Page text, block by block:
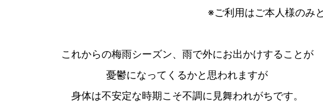
※ご利用はご本人様のみ
これからの梅雨シーズン、雨で外にお出かけすることが
憂鬱になってくるかと思われますが
身体は不安定な時期こそ不調に見舞われがちです。